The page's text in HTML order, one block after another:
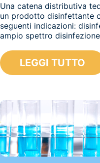
Una catena distributiva
un prodotto disinfettante
seguenti indicazioni:
ampio spettro
LEGGI TUTTO